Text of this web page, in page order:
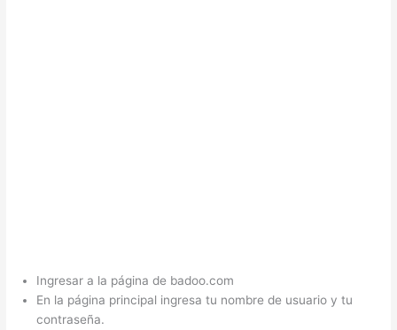
Ingresar a la página de badoo.com
En la página principal ingresa tu nombre de usuario y tu
contraseña.